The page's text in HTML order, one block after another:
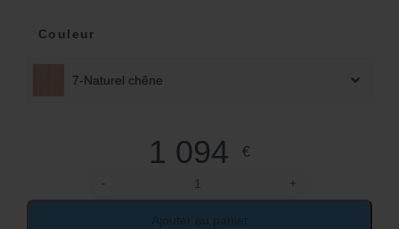
Couleur
7-Naturel chêne
1 094 €
-
quantité de Commode design chambre adulte 4
+
Ajouter au panier